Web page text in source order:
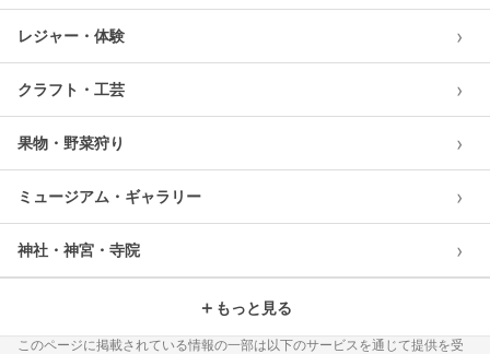
レジャー・体験 ›
クラフト・工芸 ›
果物・野菜狩り ›
ミュージアム・ギャラリー ›
神社・神宮・寺院 ›
＋ もっと見る
このページに掲載されている情報の一部は以下のサービスを通じて提供を受